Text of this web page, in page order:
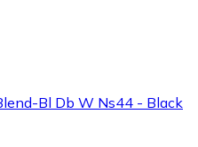
Bl Db W Ns44 - Black